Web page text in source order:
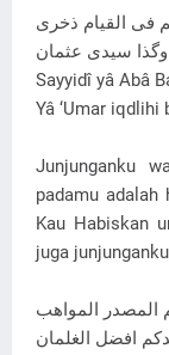
Sayyidî yâ Abâ
Yâ ‘Umar iqdlihi
Junjunganku
padamu adalah
Kau Habiskan
juga